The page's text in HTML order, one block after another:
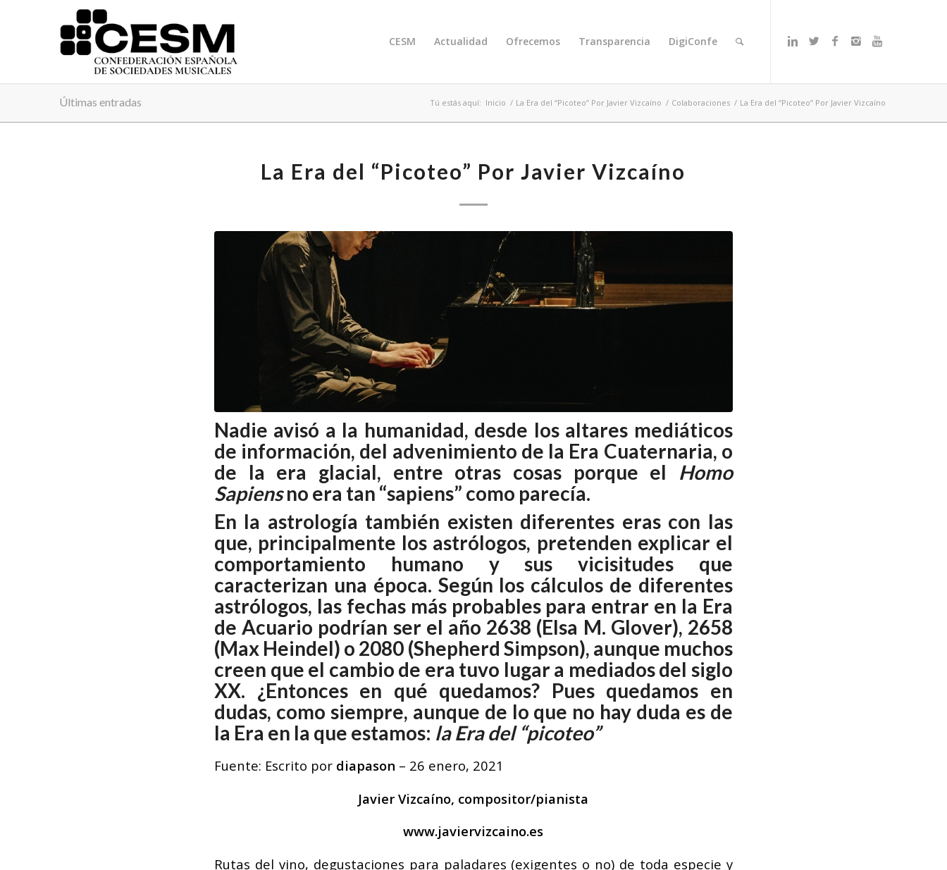
CESM Actualidad Ofrecemos Transparencia DigiConfe
Últimas entradas Tú estás aquí: Inicio / La Era del “Picoteo” Por Javier Vizcaíno / Colaboraciones / La Era del “Picoteo” Por Javier Vizcaíno
La Era del “Picoteo” Por Javier Vizcaíno
Nadie avisó a la humanidad, desde los altares mediáticos
de información, del advenimiento de la Era Cuaternaria, o
de la era glacial, entre otras cosas porque el Homo
Sapiensno era tan “sapiens” como parecía.
En la astrología también existen diferentes eras con las
que, principalmente los astrólogos, pretenden explicar el
comportamiento humano y sus vicisitudes que
caracterizan una época. Según los cálculos de diferentes
astrólogos, las fechas más probables para entrar en la Era
de Acuario podrían ser el año 2638 (Elsa M. Glover), 2658
(Max Heindel) o 2080 (Shepherd Simpson), aunque muchos
creen que el cambio de era tuvo lugar a mediados del siglo
XX. ¿Entonces en qué quedamos? Pues quedamos en
dudas, como siempre, aunque de lo que no hay duda es de
la Era en la que estamos: la Era del “picoteo”
Fuente: Escrito por diapason – 26 enero, 2021
Javier Vizcaíno, compositor/pianista
www.javiervizcaino.es
Rutas del vino, degustaciones para paladares (exigentes o no) de toda especie y